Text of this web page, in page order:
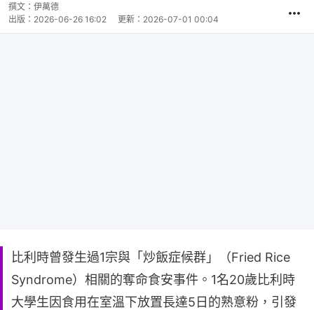
撰文： 伊萬德
出版： 2026-06-26 16:02 更新： 2026-07-01 00:04
比利時曾發生過1宗與「炒飯症候群」（Fried Rice
Syndrome）相關的奪命食安事件。1名20歲比利時
大學生因食用在室溫下放置長達5日的熟意粉，引發